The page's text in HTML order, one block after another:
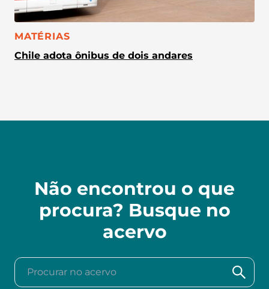
CATEGORIA:
MATÉRIAS
Chile adota ônibus de dois andares
Não encontrou o que
procura? Busque no
acervo
Procurar no acervo